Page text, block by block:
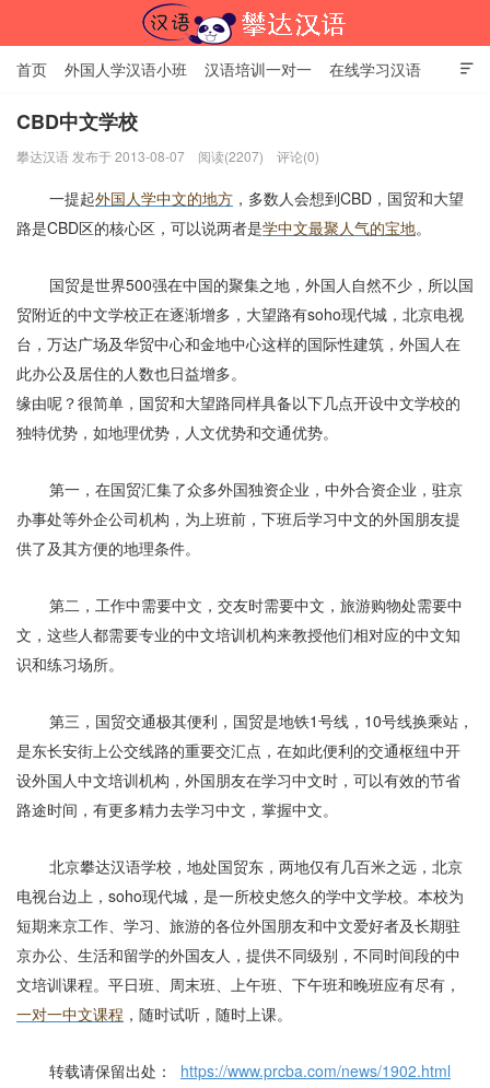

首页 外国人学汉语小班 汉语培训一对一 在线学习汉语
中国文化体验课
关于我们 加入【攀达汉语】
CBD中文学校
攀达汉语 发布于 2013-08-07 阅读(2207) 评论(0)
一提起外国人学中文的地方 ，多数人会想到CBD，国贸和大望
路是CBD区的核心区，可以说两者是学中文最聚人气的宝地。
国贸是世界500强在中国的聚集之地，外国人自然不少，所以国
贸附近的中文学校正在逐渐增多，大望路有soho现代城，北京电视
台，万达广场及华贸中心和金地中心这样的国际性建筑，外国人在
此办公及居住的人数也日益增多。
缘由呢？很简单，国贸和大望路同样具备以下几点开设中文学校的
独特优势，如地理优势，人文优势和交通优势。
第一，在国贸汇集了众多外国独资企业，中外合资企业，驻京
办事处等外企公司机构，为上班前，下班后学习中文的外国朋友提
供了及其方便的地理条件。
第二，工作中需要中文，交友时需要中文，旅游购物处需要中
文，这些人都需要专业的中文培训机构来教授他们相对应的中文知
识和练习场所。
第三，国贸交通极其便利，国贸是地铁1号线，10号线换乘站，
是东长安街上公交线路的重要交汇点，在如此便利的交通枢纽中开
设外国人中文培训机构，外国朋友在学习中文时，可以有效的节省
路途时间，有更多精力去学习中文，掌握中文。
北京攀达汉语学校，地处国贸东，两地仅有几百米之远，北京
电视台边上，soho现代城，是一所校史悠久的学中文学校。本校为
短期来京工作、学习、旅游的各位外国朋友和中文爱好者及长期驻
京办公、生活和留学的外国友人，提供不同级别，不同时间段的中
文培训课程。平日班、周末班、上午班、下午班和晚班应有尽有，
一对一中文课程 ，随时试听，随时上课。
转载请保留出处： https://www.prcba.com/news/1902.html